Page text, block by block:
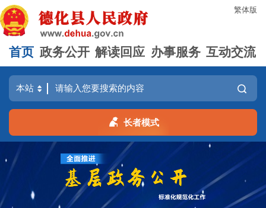
繁体版
首页 政务公开 解读回应 办事服务 互动交流
长者模式